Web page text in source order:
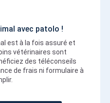
avec patolo !
est à la fois assuré et
vétérinaires sont
des téléconseils
de frais ni formulaire à